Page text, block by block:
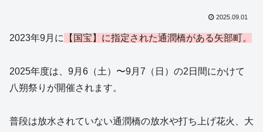
2025.09.01
2023年9月に 【国宝】に指定された通潤橋がある矢部町。
2025年度は、9月6（土）〜9月7（日）の2日間にかけて
八朔祭りが開催されます。
普段は放水されていない通潤橋の放水や打ち上げ花火、大